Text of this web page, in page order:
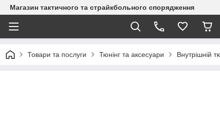
Магазин тактичного та страйкбольного спорядження
Товари та послуги Тюнінг та аксесуари Внутрішній